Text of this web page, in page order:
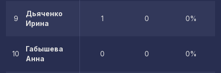
9
Дьяченко
Ирина
1 0 0%
10
Габышева
Анна
0 0 0%